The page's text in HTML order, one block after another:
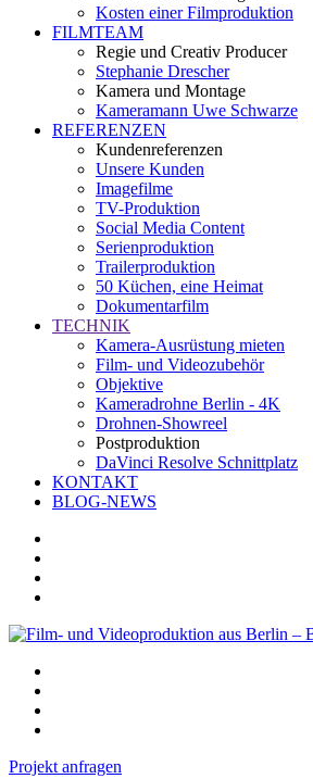
Kosten einer Filmproduktion
FILMTEAM
Regie und Creativ Producer
Stephanie Drescher
Kamera und Montage
Kameramann Uwe Schwarze
REFERENZEN
Kundenreferenzen
Unsere Kunden
Imagefilme
TV-Produktion
Social Media Content
Serienproduktion
Trailerproduktion
50 Küchen, eine Heimat
Dokumentarfilm
TECHNIK
Kamera-Ausrüstung mieten
Film- und Videozubehör
Objektive
Kameradrohne Berlin - 4K
Drohnen-Showreel
Postproduktion
DaVinci Resolve Schnittplatz
KONTAKT
BLOG-NEWS
Projekt anfragen